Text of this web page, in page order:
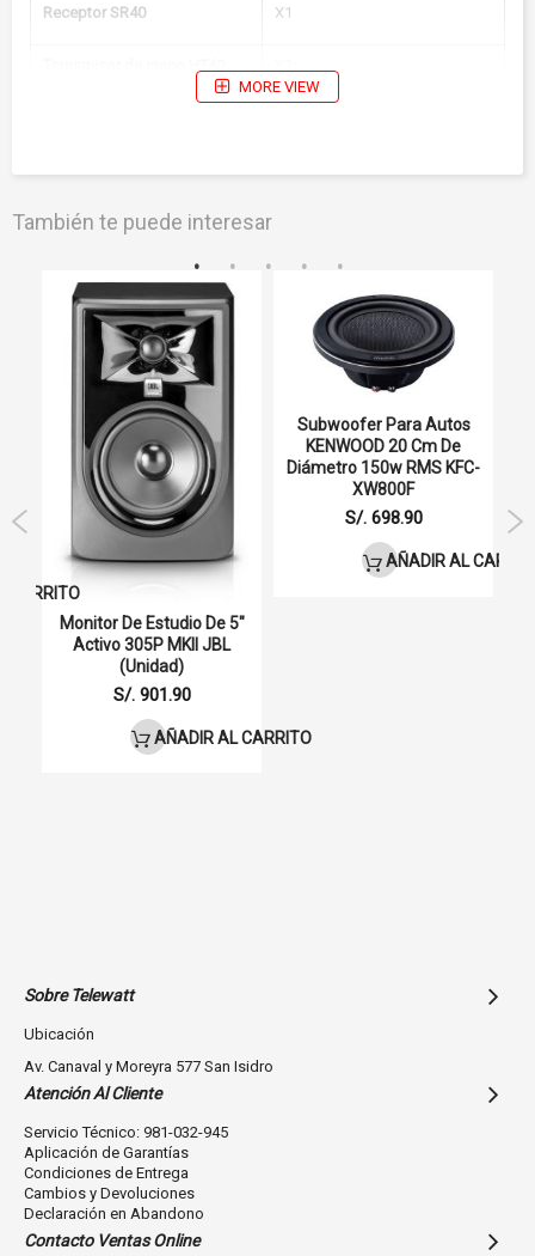
Receptor SR40 X1
MORE VIEW
También te puede interesar
CARRITO
Monitor De Estudio De 5"
Activo 305P MKII JBL
(unidad)
S/. 901.90
AÑADIR AL CARRITO
Subwoofer Para Autos
KENWOOD 20 Cm De
Diámetro 150w RMS KFC-
XW800F
S/. 698.90
AÑADIR AL
Sobre Telewatt
Ubicación
Av. Canaval y Moreyra 577 San Isidro
Atención Al Cliente
Servicio Técnico: 981-032-945
Aplicación de Garantías
Condiciones de Entrega
Cambios y Devoluciones
Declaración en Abandono
Contacto Ventas Online